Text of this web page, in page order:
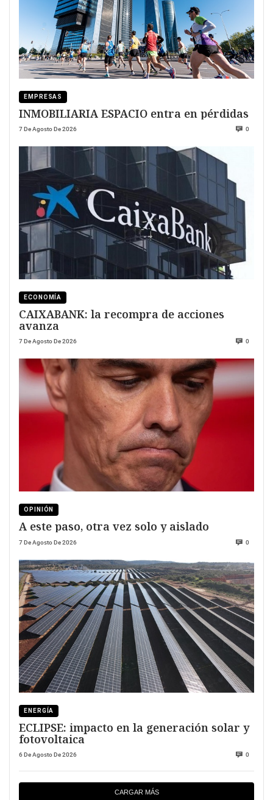
EMPRESAS
INMOBILIARIA ESPACIO entra en pérdidas
7 De Agosto De 2026 0
ECONOMÍA
CAIXABANK: la recompra de acciones
avanza
7 De Agosto De 2026 0
OPINIÓN
A este paso, otra vez solo y aislado
7 De Agosto De 2026 0
ENERGÍA
ECLIPSE: impacto en la generación solar y
fotovoltaica
6 De Agosto De 2026 0
CARGAR MÁS